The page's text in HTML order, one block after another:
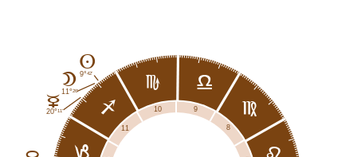
f
8
g
9
h
10
A
9°42'
B
11°26'
i
11
C
20°11'
j